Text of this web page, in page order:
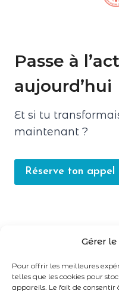
Gérer
Pour offrir les meilleures
telles que les cookies pour
appareils. Le fait de consentir
Passe à
aujourd’hui
Et si tu
maintenant ?
Réserve ton appel
LINKEDIN